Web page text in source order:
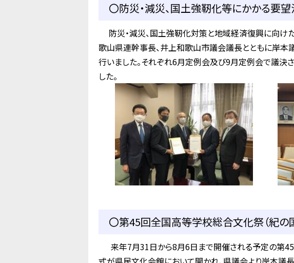
〇防災・減災、国土強靭化等にかかる要望
防災・減災、国土強靭化対策と地域経済復興に向け
歌山県連幹事長、井上和歌山市議会議長とともに岸本
行いました。それぞれ6月定例会及び9月定例会で議決
した。
〇第45回全国高等学校総合文化祭（紀の
来年7月31日から8月6日まで開催される予定の第45